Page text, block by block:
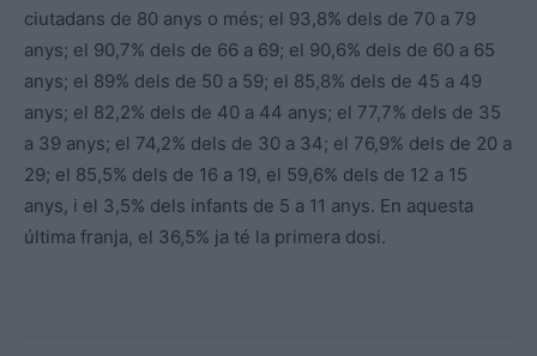
ciutadans de 80 anys o més; el 93,8% dels de 70 a 79
anys; el 90,7% dels de 66 a 69; el 90,6% dels de 60 a 65
anys; el 89% dels de 50 a 59; el 85,8% dels de 45 a 49
anys; el 82,2% dels de 40 a 44 anys; el 77,7% dels de 35
a 39 anys; el 74,2% dels de 30 a 34; el 76,9% dels de 20 a
29; el 85,5% dels de 16 a 19, el 59,6% dels de 12 a 15
anys, i el 3,5% dels infants de 5 a 11 anys. En aquesta
última franja, el 36,5% ja té la primera dosi.